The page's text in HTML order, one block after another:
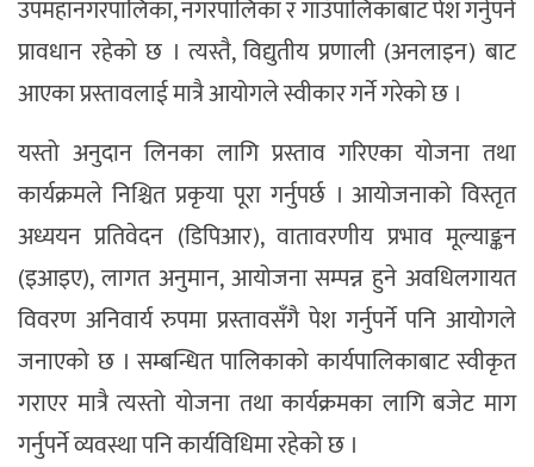
उपमहानगरपालिका, नगरपालिका र गाउँपालिकाबाट पेश गर्नुपर्ने
प्रावधान रहेको छ । त्यस्तै, विद्युतीय प्रणाली (अनलाइन) बाट
आएका प्रस्तावलाई मात्रै आयोगले स्वीकार गर्ने गरेको छ ।
यस्तो अनुदान लिनका लागि प्रस्ताव गरिएका योजना तथा
कार्यक्रमले निश्चित प्रकृया पूरा गर्नुपर्छ । आयोजनाको विस्तृत
अध्ययन प्रतिवेदन (डिपिआर), वातावरणीय प्रभाव मूल्याङ्कन
(इआइए), लागत अनुमान, आयोजना सम्पन्न हुने अवधिलगायत
विवरण अनिवार्य रुपमा प्रस्तावसँगै पेश गर्नुपर्ने पनि आयोगले
जनाएको छ । सम्बन्धित पालिकाको कार्यपालिकाबाट स्वीकृत
गराएर मात्रै त्यस्तो योजना तथा कार्यक्रमका लागि बजेट माग
गर्नुपर्ने व्यवस्था पनि कार्यविधिमा रहेको छ ।